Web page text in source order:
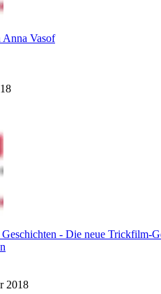
Vasof
- Die neue Trickfilm-
2018